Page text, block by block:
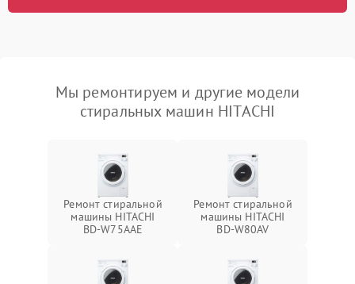
Мы ремонтируем и другие модели
стиральных машин HITACHI
Ремонт стиральной
машины HITACHI
BD-W75AAE
Ремонт стиральной
машины HITACHI
BD-W80AV